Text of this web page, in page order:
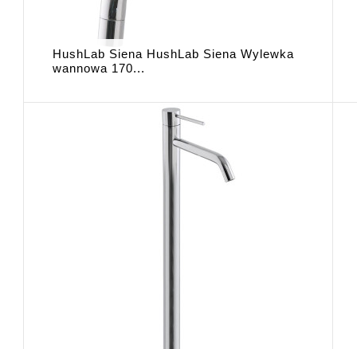
HushLab Siena HushLab Siena Wylewka
wannowa 170...